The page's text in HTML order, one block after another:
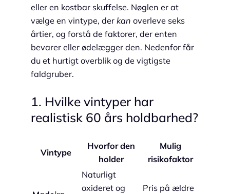
eller en kostbar skuffelse. Nøglen er at
vælge en vintype, der kan overleve seks
årtier, og forstå de faktorer, der enten
bevarer eller ødelægger den. Nedenfor får
du et hurtigt overblik og de vigtigste
faldgruber.
1. Hvilke vintyper har
realistisk 60 års holdbarhed?
Vintype
Hvorfor den
holder
Mulig
risikofaktor
Naturligt
oxideret og
Pris på ældre